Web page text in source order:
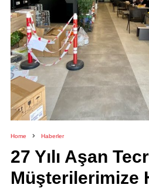
Home Haberler
27 Yılı Aşan
Müşterilerimize